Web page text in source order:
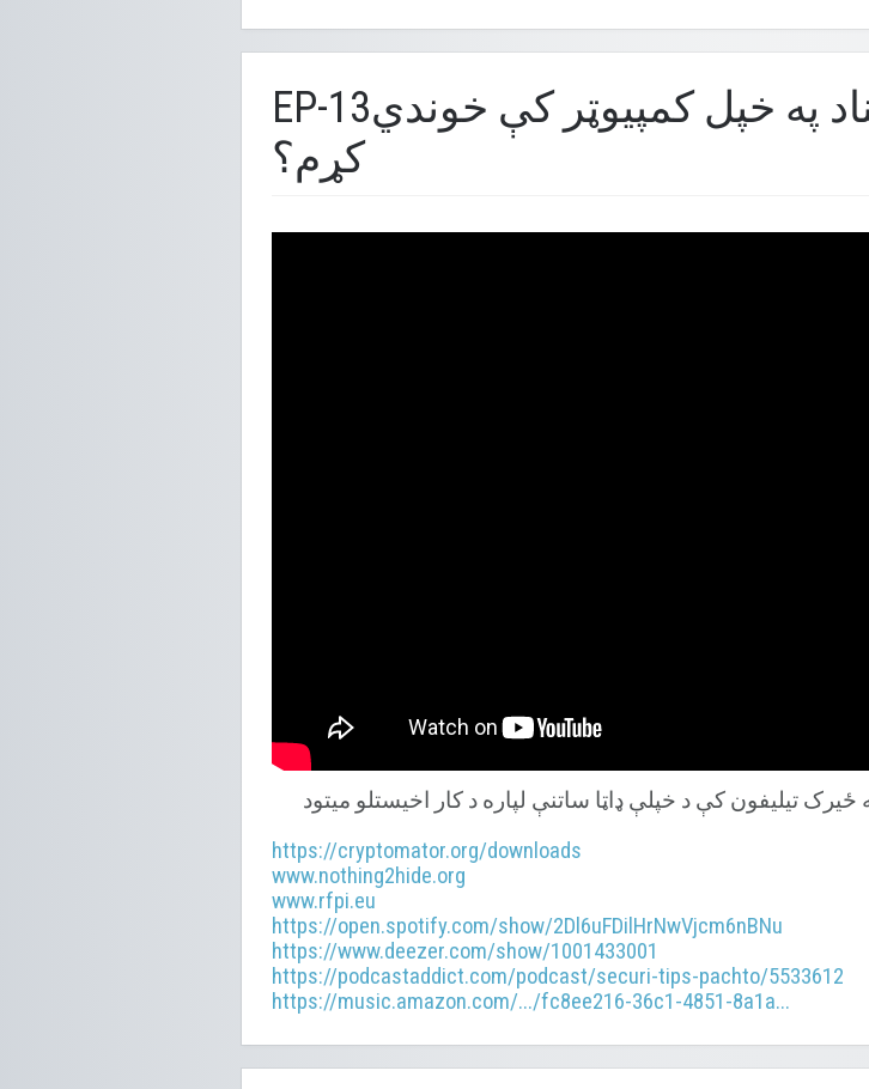
EP-13څنګه کولی شم خپل اسناد په خپل کمپیوټر کې خوندي
کړم؟
تیلیفون کې د خپلې ډاټا ساتنې لپاره د کار اخیستلو میتود
https://cryptomator.org/downloads
www.nothing2hide.org
www.rfpi.eu
https://open.spotify.com/show/2Dl6uFDilHrNwVjcm6nBNu
https://www.deezer.com/show/1001433001
https://podcastaddict.com/podcast/securi-tips-pachto/5533612
https://music.amazon.com/.../fc8ee216-36c1-4851-8a1a...